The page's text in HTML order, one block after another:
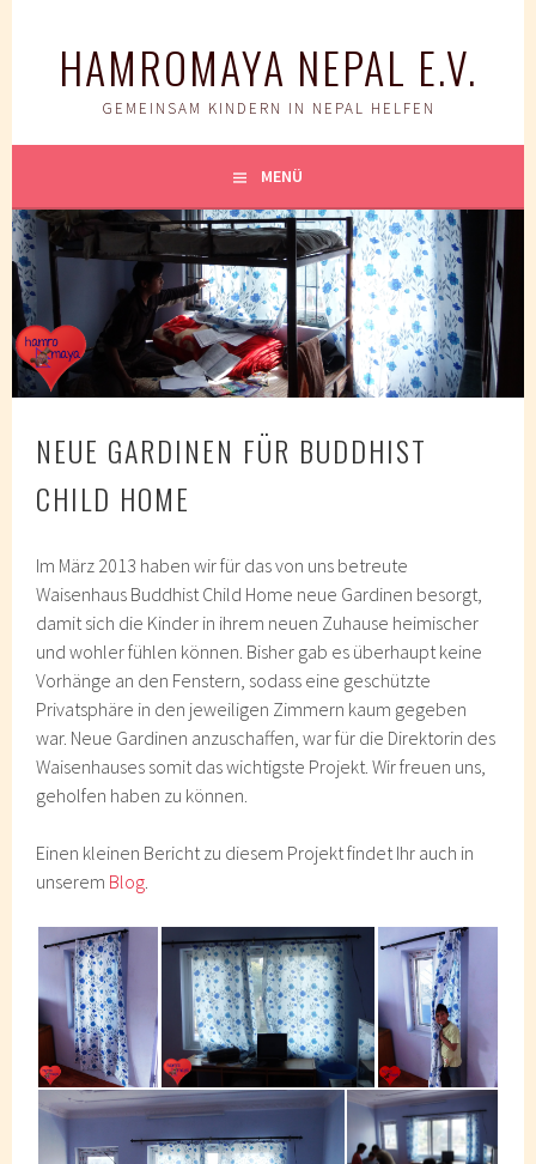
HAMROMAYA NEPAL E.V.
GEMEINSAM KINDERN IN NEPAL HELFEN
MENÜ
NEUE GARDINEN FÜR BUDDHIST
CHILD HOME
Im März 2013 haben wir für das von uns betreute
Waisenhaus Buddhist Child Home neue Gardinen besorgt,
damit sich die Kinder in ihrem neuen Zuhause heimischer
und wohler fühlen können. Bisher gab es überhaupt keine
Vorhänge an den Fenstern, sodass eine geschützte
Privatsphäre in den jeweiligen Zimmern kaum gegeben
war. Neue Gardinen anzuschaffen, war für die Direktorin des
Waisenhauses somit das wichtigste Projekt. Wir freuen uns,
geholfen haben zu können.
Einen kleinen Bericht zu diesem Projekt findet Ihr auch in
unserem Blog.